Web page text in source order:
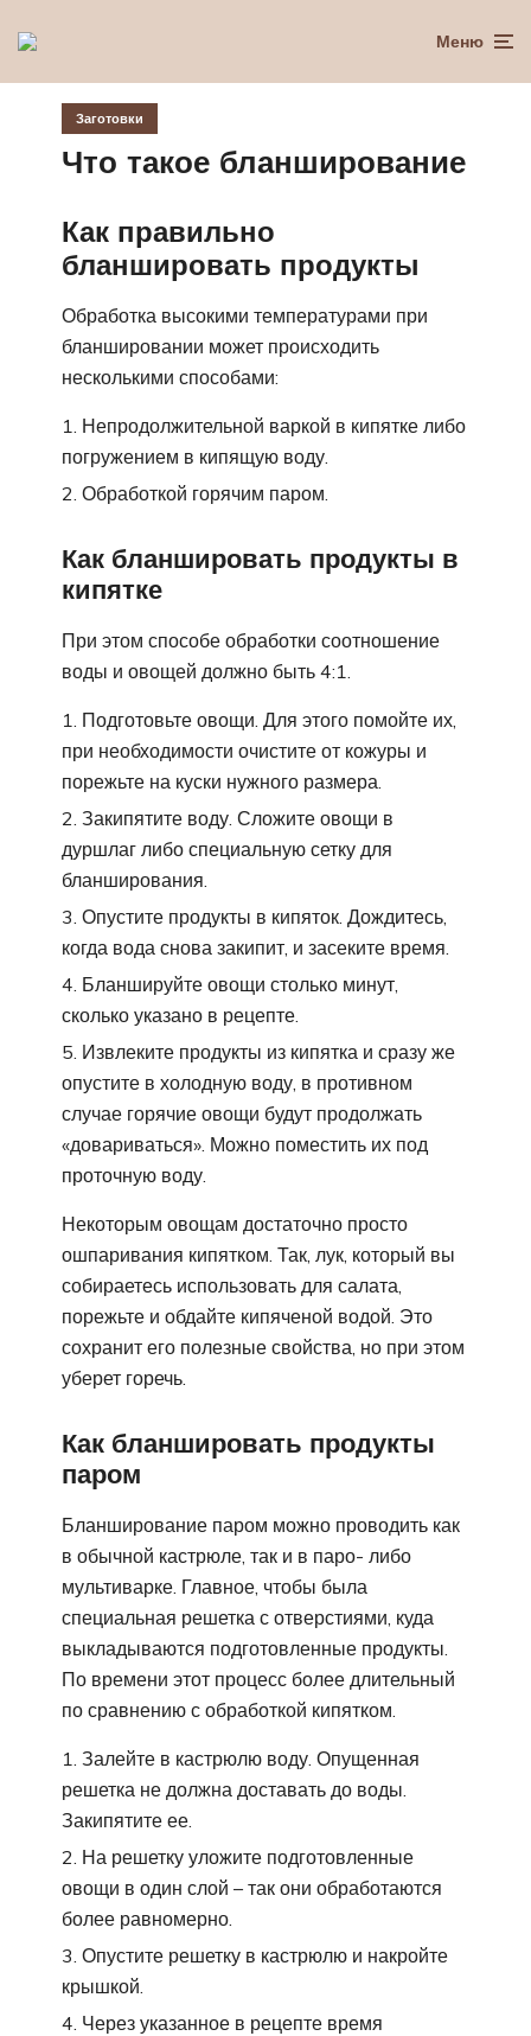
Меню
Заготовки
Что такое бланширование
Как правильно
бланшировать продукты
Обработка высокими температурами при
бланшировании может происходить
несколькими способами:
Непродолжительной варкой в кипятке либо
погружением в кипящую воду.
Обработкой горячим паром.
Как бланшировать продукты в
кипятке
При этом способе обработки соотношение
воды и овощей должно быть 4:1.
Подготовьте овощи. Для этого помойте их,
при необходимости очистите от кожуры и
порежьте на куски нужного размера.
Закипятите воду. Сложите овощи в
дуршлаг либо специальную сетку для
бланширования.
Опустите продукты в кипяток. Дождитесь,
когда вода снова закипит, и засеките время.
Бланшируйте овощи столько минут,
сколько указано в рецепте.
Извлеките продукты из кипятка и сразу же
опустите в холодную воду, в противном
случае горячие овощи будут продолжать
«довариваться». Можно поместить их под
проточную воду.
Некоторым овощам достаточно просто
ошпаривания кипятком. Так, лук, который вы
собираетесь использовать для салата,
порежьте и обдайте кипяченой водой. Это
сохранит его полезные свойства, но при этом
уберет горечь.
Как бланшировать продукты
паром
Бланширование паром можно проводить как
в обычной кастрюле, так и в паро- либо
мультиварке. Главное, чтобы была
специальная решетка с отверстиями, куда
выкладываются подготовленные продукты.
По времени этот процесс более длительный
по сравнению с обработкой кипятком.
Залейте в кастрюлю воду. Опущенная
решетка не должна доставать до воды.
Закипятите ее.
На решетку уложите подготовленные
овощи в один слой – так они обработаются
более равномерно.
Опустите решетку в кастрюлю и накройте
крышкой.
Через указанное в рецепте время